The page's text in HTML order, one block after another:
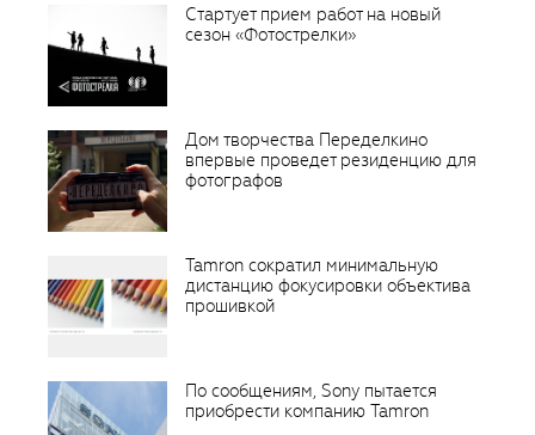
Стартует прием работ на новый
сезон «Фотострелки»
Дом творчества Переделкино
впервые проведет резиденцию для
фотографов
Tamron сократил минимальную
дистанцию фокусировки объектива
прошивкой
По сообщениям, Sony пытается
приобрести компанию Tamron